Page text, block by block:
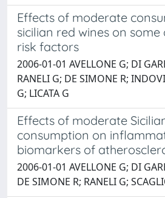
Effects of moderate
sicilian red wines on
risk factors
2006-01-01 AVELLONE G; DI
RANELI G; DE SIMONE R;
G; LICATA G
Effects of moderate
consumption on
biomarkers of
2006-01-01 AVELLONE G; DI
DE SIMONE R; RANELI G;